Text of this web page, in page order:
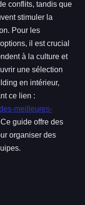
conflits, tandis que
stimuler la
Pour les
il est crucial
à la culture et
une sélection
en intérieur,
ce lien :
meilleures-
guide offre des
organiser des